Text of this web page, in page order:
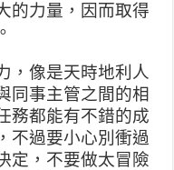
的力量，因而取得
，像是天時地利人
同事主管之間的相
務都能有不錯的成
不過要小心別衝過
定，不要做太冒險